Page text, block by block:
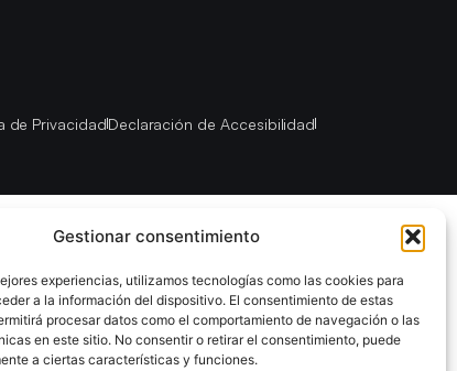
Gestionar consentimiento
experiencias, utilizamos tecnologías como las cookies para
a la información del dispositivo. El consentimiento de estas
procesar datos como el comportamiento de navegación o las
en este sitio. No consentir o retirar el consentimiento, puede
a ciertas características y funciones.
de PrivacidadDeclaración de Accesibilidad